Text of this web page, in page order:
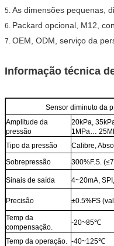
5. As dimensões pequenas,
6. Packard opcional, M12,
7. OEM, ODM, serviço da
Informação técnica
Sensor diminuto da
Amplitude da
pressão
20kPa,
1MPa…
Tipo da pressão
Calibre,
Sobrepressão
300%F.S.
Sinais de saída 4~20mA,
Precisão ±0.5%FS
Temp da
compensação.
-20~85℃
Temp da operação. -40~125℃